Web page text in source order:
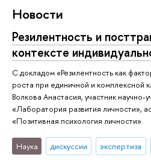
Новости
Резилентность и
контексте
С докладом «Резилентность как
роста при единичной и комплексной
Волкова Анастасия, участник научно-
«Лаборатория развития личности»,
«Позитивная психология личности».
Наука дискуссии экспертиза